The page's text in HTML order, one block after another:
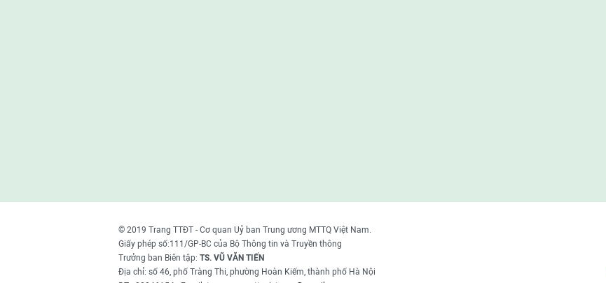
© 2019 Trang TTĐT - Cơ quan Uỷ ban Trung ương MTTQ Việt Nam.
Giấy phép số:111/GP-BC của Bộ Thông tin và Truyền thông
Trưởng ban Biên tập: TS. VŨ VĂN TIẾN
Địa chỉ: số 46, phố Tràng Thi, phường Hoàn Kiếm, thành phố Hà Nội